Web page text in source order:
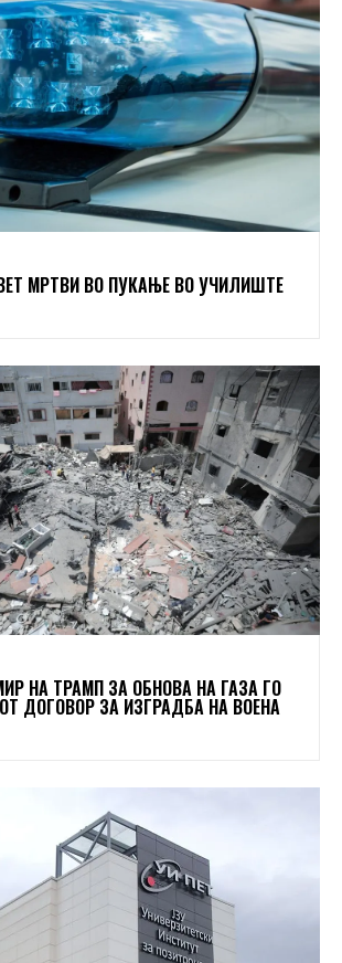
МРТВИ ВО ПУКАЊЕ ВО УЧИЛИШТЕ
НА ТРАМП ЗА ОБНОВА НА ГАЗА ГО
ДОГОВОР ЗА ИЗГРАДБА НА ВОЕНА